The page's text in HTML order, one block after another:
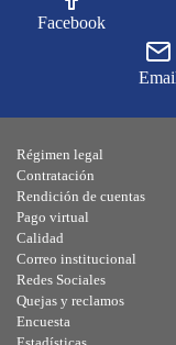
Facebook
Régimen legal
Contratación
Rendición de cuentas
Pago virtual
Calidad
Correo institucional
Redes Sociales
Quejas y reclamos
Encuesta